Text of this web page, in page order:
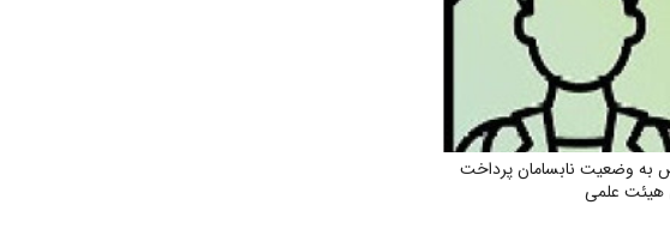
به وضعیت نابسامان پرداخت
هیئت علمی